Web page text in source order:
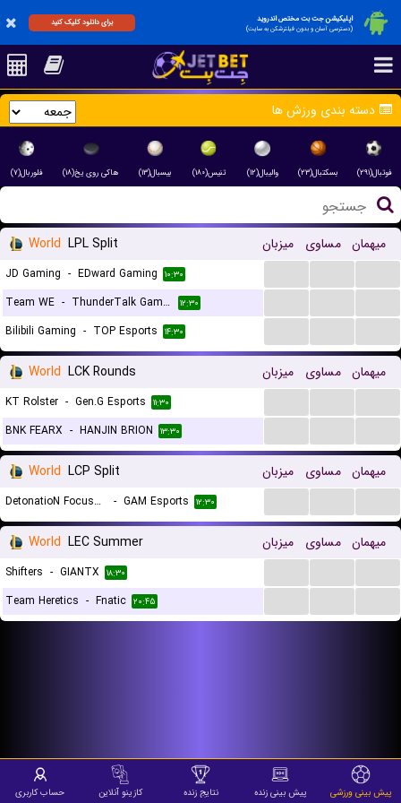
اپلیکیشن جت بت مختص اندروید
(دسترسی آسان و بدون فیلترشکن به سایت)
برای دانلود کلیک کنید
دسته بندی ورزش ها
فوتبال(۲۹۱) بسکتبال(۲۳) والیبال(۱۲) تنیس(۱۸۰) بیسبال(۱۳) هاکی روی یخ(۱۸) فلوربال(۷)
World LPL Split میزبان مساوی میهمان
JD Gaming - EDward Gaming ۱۰:۳۰
Team WE - ThunderTalk Gaming ۱۲:۳۰
Bilibili Gaming - TOP Esports ۱۴:۳۰
World LCK Rounds میزبان مساوی میهمان
KT Rolster - Gen.G Esports ۱۱:۳۰
BNK FEARX - HANJIN BRION ۱۳:۳۰
World LCP Split میزبان مساوی میهمان
DetonatioN FocusMe - GAM Esports ۱۲:۳۰
World LEC Summer میزبان مساوی میهمان
Shifters - GIANTX ۱۸:۳۰
Team Heretics - Fnatic ۲۰:۴۵
پیش بینی ورزشی پیش بینی زنده نتایج زنده کازینو آنلاین حساب کاربری